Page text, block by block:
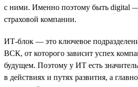
с ними. Именно поэтому быть digital
страховой компании.
ИТ-блок — это ключевое
ВСК, от которого зависит успех
будущем. Поэтому у ИТ есть
в действиях и путях развития, а